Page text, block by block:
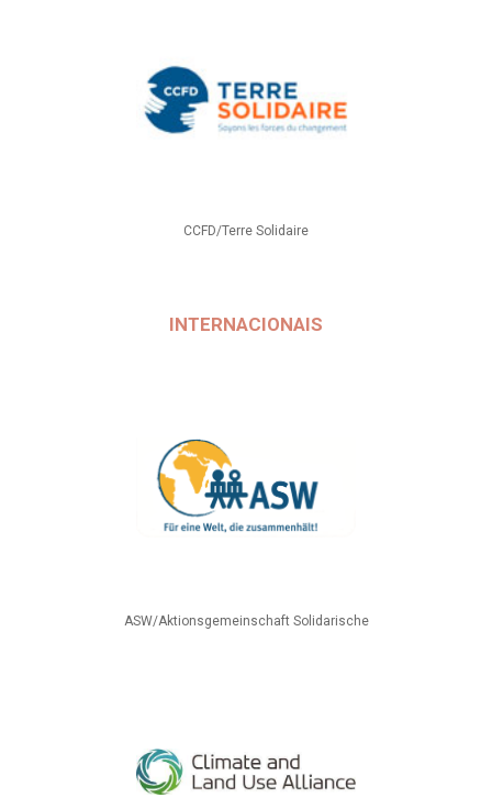
CCFD/Terre Solidaire
INTERNACIONAIS
ASW/Aktionsgemeinschaft Solidarische